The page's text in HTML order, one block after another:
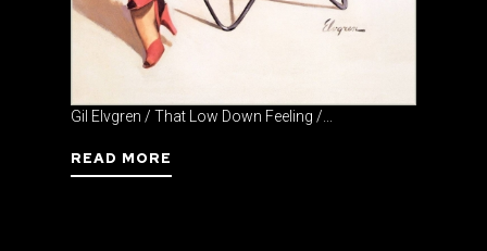
Gil Elvgren / That Low Down Feeling /...
READ MORE